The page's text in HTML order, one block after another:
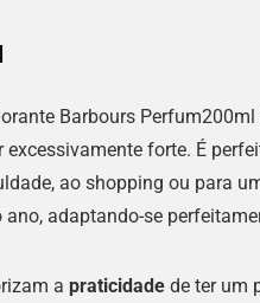
Barbours
forte. É
ao shopping ou para
adaptando-se
a praticidade de ter um